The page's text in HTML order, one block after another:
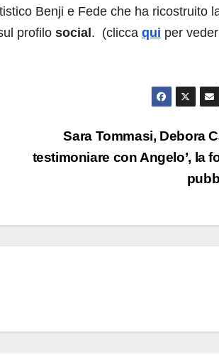
Benji e Fede che ha ricostruito
profilo social . (clicca qui per
Sara Tommasi, Debora
testimoniare con Angelo’, la